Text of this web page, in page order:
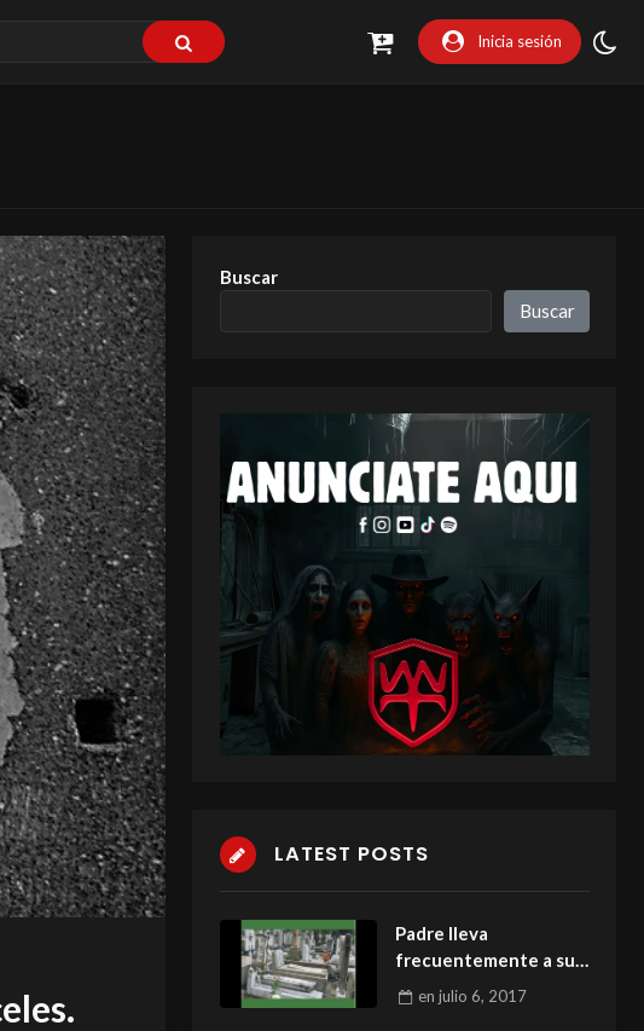
Inicia sesión
Buscar
Buscar
LATEST POSTS
Padre lleva
frecuentemente a su
pequeña hija a la
enjulio 6, 2017